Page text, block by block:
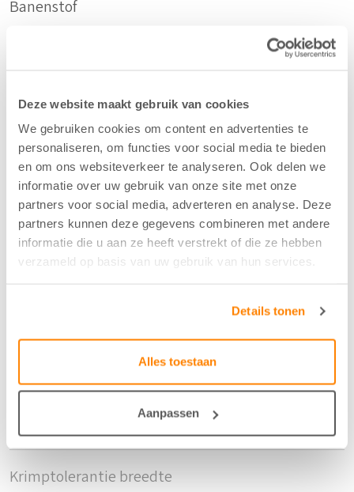
Deze website maakt gebruik van cookies
We gebruiken cookies om content en advertenties te
personaliseren, om functies voor social media te bieden
en om ons websiteverkeer te analyseren. Ook delen we
informatie over uw gebruik van onze site met onze
partners voor social media, adverteren en analyse. Deze
partners kunnen deze gegevens combineren met andere
informatie die u aan ze heeft verstrekt of die ze hebben
verzameld op basis van uw gebruik van hun services.
Details tonen
Alles toestaan
Aanpassen
Banenstof
Samenstelling
80%CO/20%CO-recycled
Kleur
Champagne - 131
140 cm
Krimptolerantie hoogte
Krimptolerantie breedte